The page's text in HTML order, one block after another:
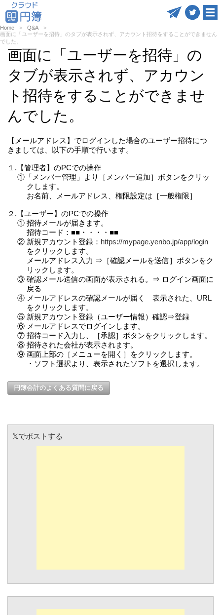
Home
Q&A
画面に「ユーザーを招待」のタブが表示されず、アカウント招待をすることができません
でした。
画面に「ユーザーを招待」の
タブが表示されず、アカウン
ト招待をすることができませ
んでした。
【メールアドレス】でログインした場合のユーザー招待につ
きましては、以下の手順で行います。
１.【管理者】のPCでの操作
①「メンバー管理」より［メンバー追加］ボタンをクリッ
クします。
お名前、メールアドレス、権限設定は［一般権限］
２.【ユーザー】のPCでの操作
① 招待メールが届きます。
招待コード：■■・・・・■■
② 新規アカウント登録： https://mypage.yenbo.jp/app/login
をクリックします。
メールアドレス入力 ⇒［確認メールを送信］ボタンをク
リックします。
③ 確認メール送信の画面が表示される。⇒ ログイン画面に
戻る
④ メールアドレスの確認メールが届く 表示された、URL
をクリックします。
⑤ 新規アカウント登録（ユーザー情報）確認⇒登録
⑥ メールアドレスでログインします。
⑦ 招待コード入力し、［承認］ボタンをクリックします。
⑧ 招待された会社が表示されます。
⑨ 画面上部の［メニューを開く］をクリックします。
・ソフト選択より、表示されたソフトを選択します。
円簿会計のよくある質問に戻る
𝕏でポストする